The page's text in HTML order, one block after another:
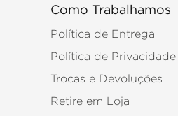
Como Trabalhamos
Política de Entrega
Política de Privacidade
Trocas e Devoluções
Retire em Loja